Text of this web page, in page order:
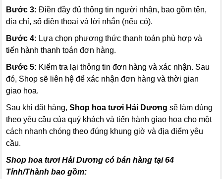
Bước 3: Điền đầy đủ thông tin người nhận, bao gồm tên,
địa chỉ, số điện thoại và lời nhắn (nếu có).
Bước 4: Lựa chọn phương thức thanh toán phù hợp và
tiến hành thanh toán đơn hàng.
Bước 5: Kiểm tra lại thông tin đơn hàng và xác nhận. Sau
đó, Shop sẽ liên hệ để xác nhận đơn hàng và thời gian
giao hoa.
Sau khi đặt hàng,Shop hoa tươi Hải Dương sẽ làm đúng
theo yêu cầu của quý khách và tiến hành giao hoa cho một
cách nhanh chóng theo đúng khung giờ và địa điểm yêu
cầu.
Shop hoa tươi Hải Dương có bán hàng tại 64
Tỉnh/Thành bao gồm: